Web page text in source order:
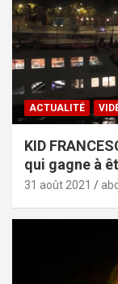
ACTUALITÉ
KID
qui gagne à
31 août 2021